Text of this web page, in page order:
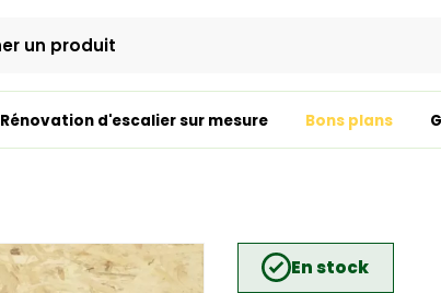
Rénovation d'escalier sur mesure Bons plans
En stock